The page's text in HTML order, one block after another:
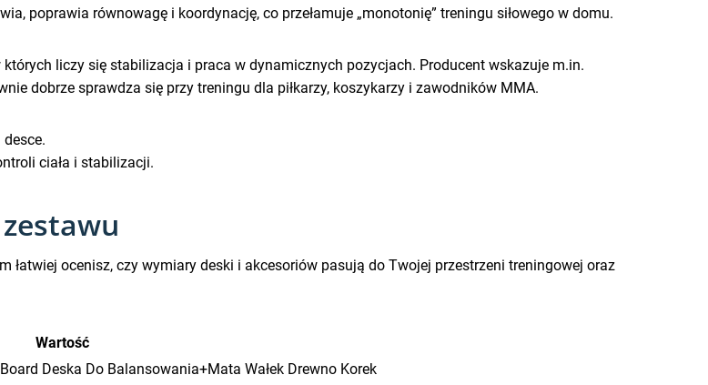
poprawia równowagę i koordynację, co przełamuje „monotonię” treningu siłowego w domu.
liczy się stabilizacja i praca w dynamicznych pozycjach. Producent wskazuje m.in.
dobrze sprawdza się przy treningu dla piłkarzy, koszykarzy i zawodników MMA.
ciała i stabilizacji.
ocenisz, czy wymiary deski i akcesoriów pasują do Twojej przestrzeni treningowej oraz
Wartość
Deska Do Balansowania+Mata Wałek Drewno Korek